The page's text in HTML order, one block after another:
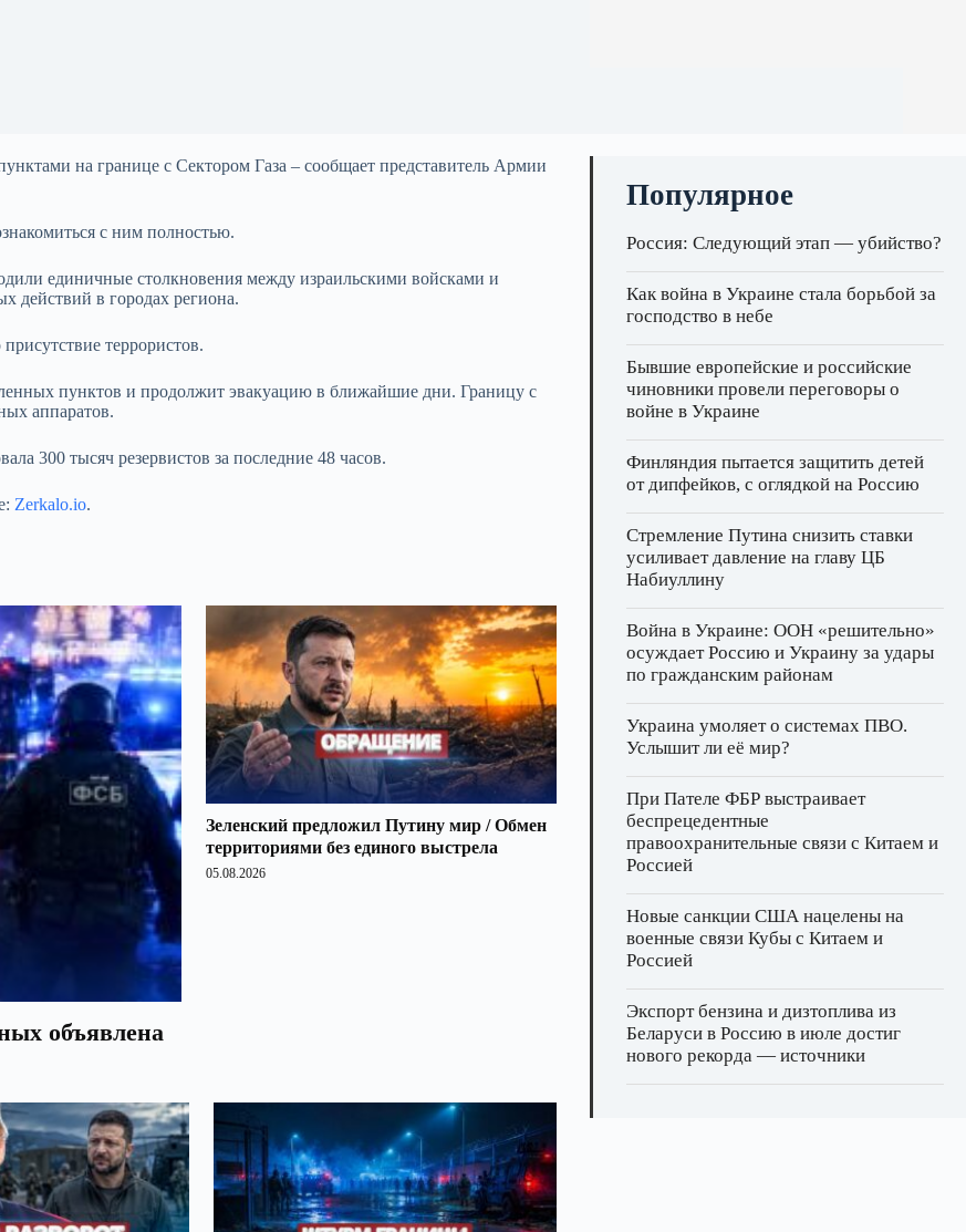
на границе с Cектором Газа – сообщает представитель Армии
с ним полностью.
единичные столкновения между израильскими войсками и
действий в городах региона.
террористов.
пунктов и продолжит эвакуацию в ближайшие дни. Границу с
аппаратов.
300 тысяч резервистов за последние 48 часов.
Zerkalo.io.
объявлена
Зеленский предложил Путину мир / Обмен
территориями без единого выстрела
05.08.2026
Популярное
Россия: Следующий этап — убийство?
Как война в Украине стала борьбой за
господство в небе
Бывшие европейские и российские
чиновники провели переговоры о
войне в Украине
Финляндия пытается защитить детей
от дипфейков, с оглядкой на Россию
Стремление Путина снизить ставки
усиливает давление на главу ЦБ
Набиуллину
Война в Украине: ООН «решительно»
осуждает Россию и Украину за удары
по гражданским районам
Украина умоляет о системах ПВО.
Услышит ли её мир?
При Пателе ФБР выстраивает
беспрецедентные
правоохранительные связи с Китаем и
Россией
Новые санкции США нацелены на
военные связи Кубы с Китаем и
Россией
Экспорт бензина и дизтоплива из
Беларуси в Россию в июле достиг
нового рекорда — источники